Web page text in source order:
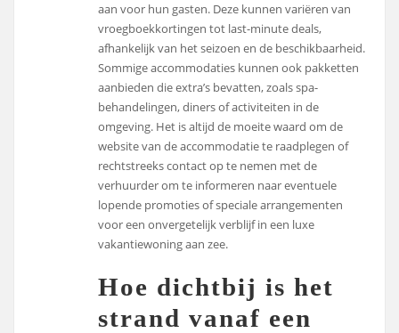
aan voor hun gasten. Deze kunnen variëren van
vroegboekkortingen tot last-minute deals,
afhankelijk van het seizoen en de beschikbaarheid.
Sommige accommodaties kunnen ook pakketten
aanbieden die extra’s bevatten, zoals spa-
behandelingen, diners of activiteiten in de
omgeving. Het is altijd de moeite waard om de
website van de accommodatie te raadplegen of
rechtstreeks contact op te nemen met de
verhuurder om te informeren naar eventuele
lopende promoties of speciale arrangementen
voor een onvergetelijk verblijf in een luxe
vakantiewoning aan zee.
Hoe dichtbij is het
strand vanaf een